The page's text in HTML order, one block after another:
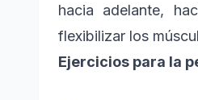
hacia adelante,
flexibilizar los
Ejercicios para la